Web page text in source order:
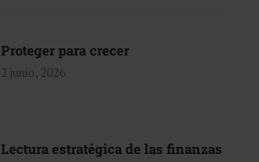
Proteger para crecer
2 junio, 2026
Lectura estratégica de las finanzas